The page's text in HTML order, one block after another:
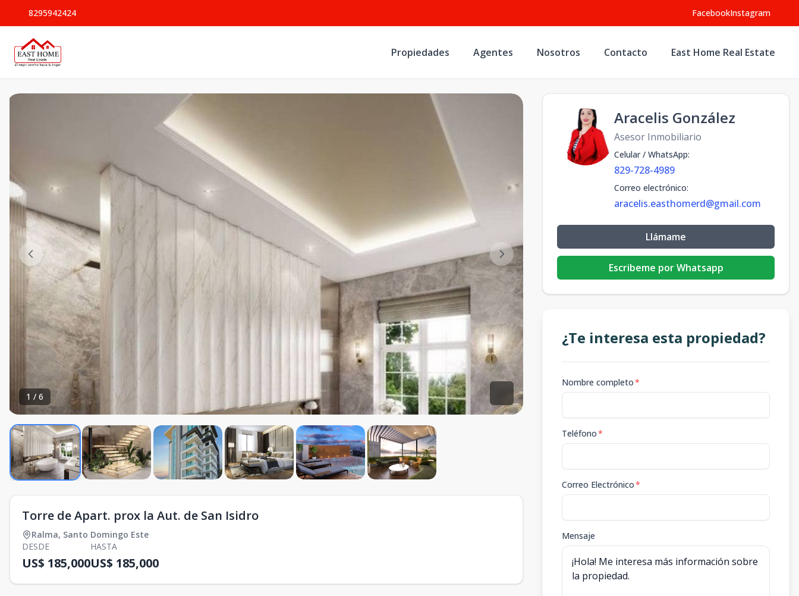
8295942424 FacebookInstagram
Propiedades Agentes Nosotros Contacto East Home Real Estate
1 / 6
Torre de Apart. prox la Aut. de San Isidro
Ralma, Santo Domingo Este
DESDE
US$ 185,000
HASTA
US$ 185,000
Aracelis González
Asesor Inmobiliario
Celular / WhatsApp:
829-728-4989
Correo electrónico:
aracelis.easthomerd@gmail.com
Llámame
Escribeme por Whatsapp
¿Te interesa esta propiedad?
Nombre completo*
Teléfono*
Correo Electrónico*
Mensaje